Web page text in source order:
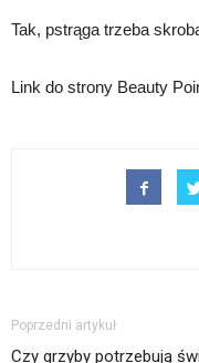
Tak, pstrąga trzeba
Link do strony Beauty
Poprzedni artykuł
Czy grzyby potrzebują